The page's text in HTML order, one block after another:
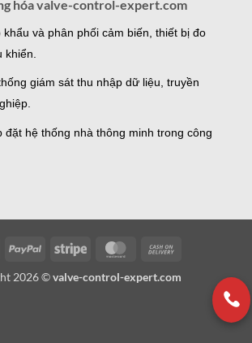
hóa valve-control-expert.com
khẩu và phân phối cảm biến, thiết bị đo
giám sát thu nhập dữ liệu, truyền
đặt hệ thống nhà thông minh trong công
Visa PayPal Stripe MasterCard
Delivery
2026 ©valve-control-expert.com